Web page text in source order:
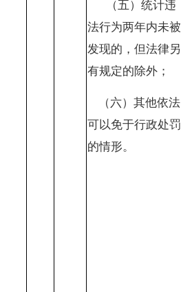
（五）统计违
法行为两年内未被
发现的，但法律另
有规定的除外；
（六）其他依法
可以免于行政处罚
的情形。